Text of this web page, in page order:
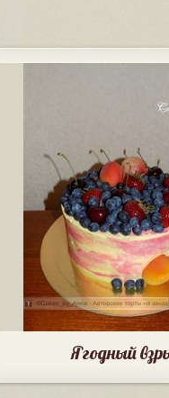
Ягодный